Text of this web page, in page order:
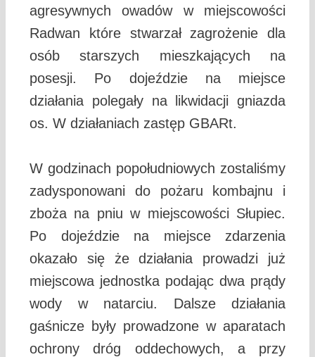
agresywnych owadów w miejscowości
Radwan które stwarzał zagrożenie dla
osób starszych mieszkających na
posesji. Po dojeździe na miejsce
działania polegały na likwidacji gniazda
os. W działaniach zastęp GBARt.
W godzinach popołudniowych zostaliśmy
zadysponowani do pożaru kombajnu i
zboża na pniu w miejscowości Słupiec.
Po dojeździe na miejsce zdarzenia
okazało się że działania prowadzi już
miejscowa jednostka podając dwa prądy
wody w natarciu. Dalsze działania
gaśnicze były prowadzone w aparatach
ochrony dróg oddechowych, a przy